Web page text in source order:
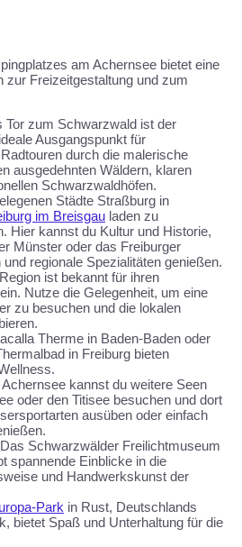
am Achernsee bietet eine
zur Freizeitgestaltung und zum
Tor zum Schwarzwald ist der
Ausgangspunkt für
durch die malerische
ausgedehnten Wäldern, klaren
Schwarzwaldhöfen.
Städte Straßburg in
im Breisgau laden zu
Hier kannst du Kultur und Historie,
Münster oder das Freiburger
regionale Spezialitäten genießen.
ist bekannt für ihren
Nutze die Gelegenheit, um eine
zu besuchen und die lokalen
Therme in Baden-Baden oder
in Freiburg bieten
kannst du weitere Seen
oder den Titisee besuchen und dort
ausüben oder einfach
Das Schwarzwälder Freilichtmuseum
spannende Einblicke in die
und Handwerkskunst der
Park in Rust, Deutschlands
bietet Spaß und Unterhaltung für die